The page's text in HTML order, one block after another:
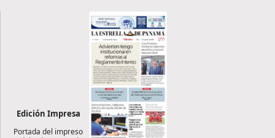
Edición Impresa
Portada del impreso